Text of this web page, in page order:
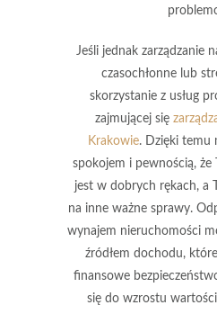
Jeśli jednak zarządzanie
czasochłonne lub
skorzystanie z usług
zajmującej się
Krakowie. Dzięki temu
spokojem i pewnością, że
jest w dobrych rękach, a
na inne ważne sprawy.
wynajem nieruchomości
źródłem dochodu,
finansowe
się do wzrostu